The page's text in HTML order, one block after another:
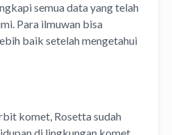
semua data yang telah
Para ilmuwan bisa
baik setelah mengetahui
komet, Rosetta sudah